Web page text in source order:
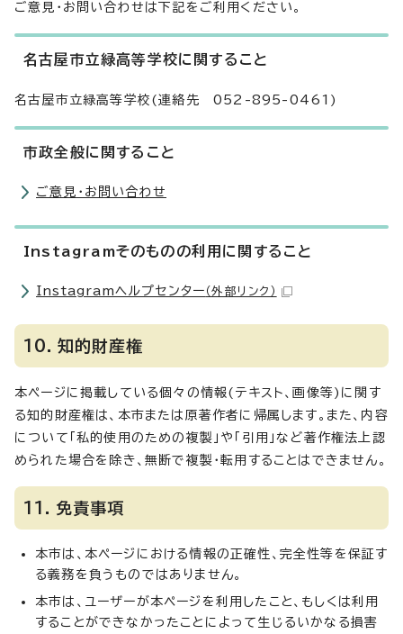
ご意見・お問い合わせは下記をご利用ください。
名古屋市立緑高等学校に関すること
名古屋市立緑高等学校(連絡先 052-895-0461)
市政全般に関すること
ご意見・お問い合わせ
Instagramそのものの利用に関すること
Instagramヘルプセンター （外部リンク）
10．知的財産権
本ページに掲載している個々の情報(テキスト、画像等)に関す
る知的財産権は、本市または原著作者に帰属します。また、内容
について「私的使用のための複製」や「引用」など著作権法上認
められた場合を除き、無断で複製・転用することはできません。
11．免責事項
本市は、本ページにおける情報の正確性、完全性等を保証す
る義務を負うものではありません。
本市は、ユーザーが本ページを利用したこと、もしくは利用
することができなかったことによって生じるいかなる損害